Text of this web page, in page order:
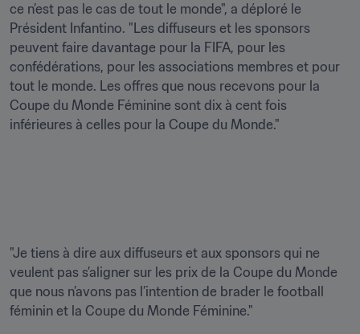
ce n’est pas le cas de tout le monde", a déploré le
Président Infantino. "Les diffuseurs et les sponsors
peuvent faire davantage pour la FIFA, pour les
confédérations, pour les associations membres et pour
tout le monde. Les offres que nous recevons pour la
Coupe du Monde Féminine sont dix à cent fois
inférieures à celles pour la Coupe du Monde."
"Je tiens à dire aux diffuseurs et aux sponsors qui ne
veulent pas s’aligner sur les prix de la Coupe du Monde
que nous n’avons pas l’intention de brader le football
féminin et la Coupe du Monde Féminine."